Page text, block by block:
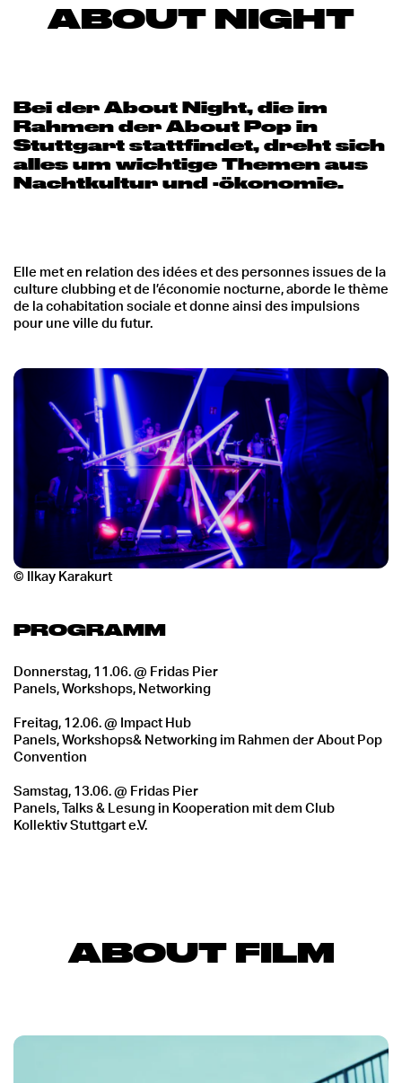
ABOUT NIGHT
Bei der About Night, die im
Rahmen der About Pop in
Stuttgart stattfindet, dreht sich
alles um wichtige Themen aus
Nachtkultur und -ökonomie.
Elle met en relation des idées et des personnes issues de la
culture clubbing et de l’économie nocturne, aborde le thème
de la cohabitation sociale et donne ainsi des impulsions
pour une ville du futur.
© Ilkay Karakurt
PROGRAMM
Donnerstag, 11.06. @ Fridas Pier
Panels, Workshops, Networking
Freitag, 12.06. @ Impact Hub
Panels, Workshops& Networking im Rahmen der About Pop
Convention
Samstag, 13.06. @ Fridas Pier
Panels, Talks & Lesung in Kooperation mit dem Club
Kollektiv Stuttgart e.V.
ABOUT FILM